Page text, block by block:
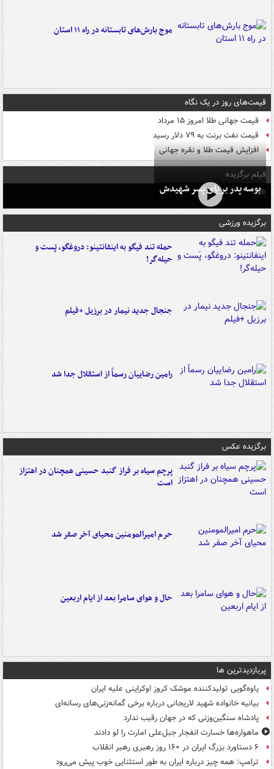
موج بارش‌های تابستانه در راه ۱۱ استان
قیمت‌های روز در یک نگاه
قیمت جهانی طلا امروز ۱۵ مرداد
قیمت نفت برنت به ۷۹ دلار رسید
افزایش قیمت طلا و نقره جهانی
فیلم برگزیده
بوسه‌ پدر بر پای پسر شهیدش
برگزیده ورزشی
حمله تند فیگو به اینفانتینو: دروغگو، پَست‌ و
حیله‌گر!
جنجال جدید نیمار در برزیل +فیلم
رامین رضاییان رسماً از استقلال جدا شد
برگزیده عکس
پرچم سیاه بر فراز گنبد حسینی همچنان در اهتزاز
است
حرم امیرالمومنین محیای آخر صفر شد
حال و هوای سامرا بعد از ایام اربعین
پربازدیدترین ها
یاوه‌گویی تولیدکننده موشک کروز اوکراینی علیه ایران
بیانیه خانواده شهید لاریجانی درباره برخی گمانه‌زنی‌های رسانه‌ای
پادشاه سنگین‌وزنی که در جهان رقیب ندارد
ماهواره‌ها خسارت انفجار جبل‌علی امارت را لو دادند
۶ دستاورد بزرگ ایران در ۱۶۰ روز رهبری رهبر انقلاب
ترامپ: همه چیز درباره ایران به طور استثنایی خوب پیش می‌رود